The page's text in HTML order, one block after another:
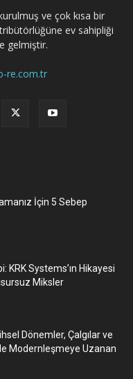
ve çok kısa bir
ev sahipliği
gelmiştir.
re.com.tr
İçin 5 Sebep
KRK Systems’ın Hikayesi
Miksler
Dönemler, Çalgılar ve
Modernleşmeye Uzanan